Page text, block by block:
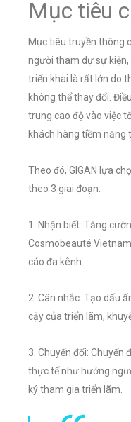
Mục tiêu
Mục tiêu truyền thông
người tham dự sự
triển khai là rất lớn do
không thể thay đổi.
trung cao độ vào việc
khách hàng tiềm
Theo đó, GIGAN lựa
theo 3 giai đoạn:
1. Nhận biết: Tăng
Cosmobeauté
cáo đa kênh.
2. Cân nhắc: Tạo dấu
cậy của triển lãm,
3. Chuyển đổi:
thực tế như hướng
ký tham gia triển lãm.